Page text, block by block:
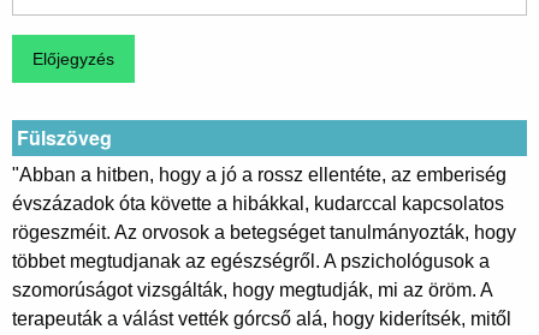
Fülszöveg
"Abban a hitben, hogy a jó a rossz ellentéte, az emberiség
évszázadok óta követte a hibákkal, kudarccal kapcsolatos
rögeszméit. Az orvosok a betegséget tanulmányozták, hogy
többet megtudjanak az egészségről. A pszichológusok a
szomorúságot vizsgálták, hogy megtudják, mi az öröm. A
terapeuták a válást vették górcső alá, hogy kiderítsék, mitől